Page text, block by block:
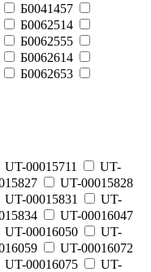
Б0041457
Б0062514
Б0062555
Б0062614
Б0062653
UT-00015711
UT-
UT-00015828
UT-00015831
UT-
UT-00016047
UT-00016050
UT-
UT-00016072
UT-00016075
UT-